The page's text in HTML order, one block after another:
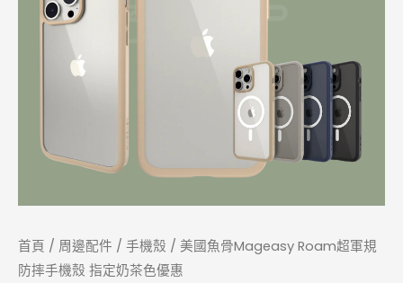
首頁 / 周邊配件 / 手機殼 / 美國魚骨Mageasy Roam超軍規
防摔手機殼 指定奶茶色優惠
NT$450
到
NT$870
定
奶